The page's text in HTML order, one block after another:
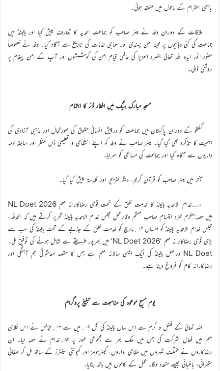
باہمی احترام کے ماحول میں منعقد ہوئی۔
ملاقات کے دوران وفد نے میئر صاحب کو جماعت احمدیہ کا تعارف پیش کیا اور ہالینڈ میں
جماعت کی کئی دہائیوں پر محیط امن پسندی اور سماجی خدمات کی تاریخ سے آگاہ کیا۔ وفد نے خصوصاً
حضور انور ایدہ اللہ تعالیٰ بنصرہ العزیز کی عالمی قیام امن کی کوششوں اور آپ کے امن پیغام پر
روشنی ڈالی۔
مسجد مبارک ہیگ میں افطار ڈنر کا اہتمام
گفتگو کے دوران پاکستان میں جماعت کو درپیش انسانی حقوق کی صورتحال اور مذہبی آزادی کی
اہمیت کا تذکرہ بھی کیا گیا۔ میئر صاحب نے وفد کو اپنے انتظامی و تعلیمی پس منظر اور سابقہ ذمہ
داریوں سے آگاہ کیا اور جماعت کی مساعی کو سراہا۔
آخر میں میئر صاحب کو قرآن کریم، دیگر لٹریچر اور گلدستہ پیش کیا گیا۔
٭…خدام الاحمدیہ ہالینڈ کا خدمت خلق کے تحت قومی رضاکارانہ مہم NL Doet 2026
میں حصہ:مکرم حمزہ ابتسام صاحب مہتمم وقارعمل مجلس خدام الاحمدیہ ہالینڈ تحریر کرتے ہیں کہ الحمدللہ،
مجلس خدام الاحمدیہ ہالینڈ کو امسال ۱۴؍مارچ کو خدمت خلق کے جذبے کے تحت ہالینڈ کی سب سے
بڑی قومی رضاکارانہ مہم ’NL Doet 2026‘ میں بھرپور طریقے سے شامل ہونے کی توفیق ملی۔
NL Doet دراصل ہالینڈ کی ایک ایسی سالانہ مہم ہے جس کا مقصد معاشرتی ہم آہنگی اور
رضاکارانہ کام کو فروغ دینا ہے۔
یوم مسیح موعود کی مناسبت سے تبلیغ پروگرام
اللہ تعالیٰ کے فضل و کرم سے اس سال ہالینڈ کی کل ۱۹؍میں سے ۱۶؍مجالس نے اس فلاحی
مہم میں فعال شرکت کی جس میں ملک بھر سے مجموعی طور پر ۸۲؍خدام نے حصہ لیا۔ ان
رضاکاروں نے مختلف شہروں میں مقامی اداروں، کیئرہومز اور کمیونٹی سینٹرز کے ساتھ مل کر صفائی
ستھرائی، باغبانی جیسے متعدد وقار عمل کے کاموں میں ہاتھ بٹایا۔